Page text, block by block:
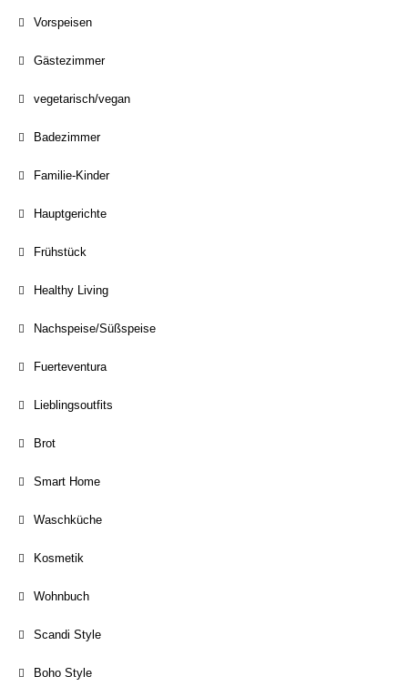
Vorspeisen
Gästezimmer
vegetarisch/vegan
Badezimmer
Familie-Kinder
Hauptgerichte
Frühstück
Healthy Living
Nachspeise/Süßspeise
Fuerteventura
Lieblingsoutfits
Brot
Smart Home
Waschküche
Kosmetik
Wohnbuch
Scandi Style
Boho Style